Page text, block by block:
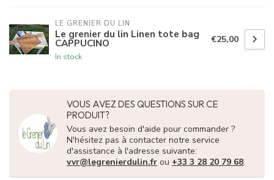
LE GRENIER DU LIN
Le grenier du lin Linen tote bag
CAPPUCINO
In stock
€25,00
VOUS AVEZ DES QUESTIONS SUR CE
PRODUIT?
Vous avez besoin d'aide pour commander ?
N'hésitez pas à contacter notre service
d'assistance à l'adresse suivante:
vvr@legrenierdulin.fr ou +33 3 28 20 79 68.